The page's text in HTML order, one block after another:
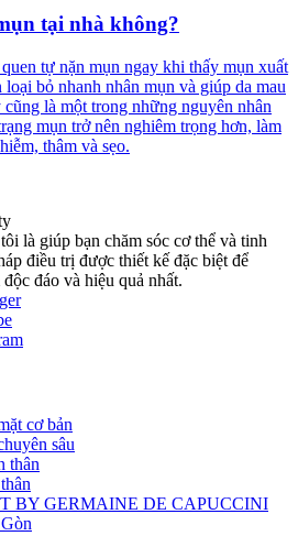
tại nhà không?
tự nặn mụn ngay khi thấy mụn xuất
bỏ nhanh nhân mụn và giúp da mau
là một trong những nguyên nhân
mụn trở nên nghiêm trọng hơn, làm
thâm và sẹo.
là giúp bạn chăm sóc cơ thể và tinh
điều trị được thiết kế đặc biệt để
đáo và hiệu quả nhất.
cơ bản
sâu
thân
BY GERMAINE DE CAPUCCINI